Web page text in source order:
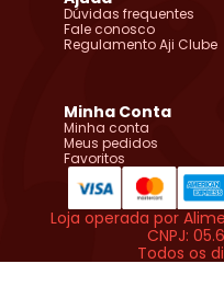
Dúvidas frequentes
Fale conosco
Regulamento Aji Clube
Minha Conta
Minha conta
Meus pedidos
Favoritos
Loja operada por
CNPJ:
Todos os